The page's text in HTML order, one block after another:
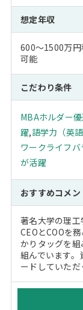
想定年収
600～1500万
可能
こだわり条件
MBAホルダー
躍,語学力（英
ワークライフ
が活躍
おすすめコメン
著名大学の理
CEOとCOOを
かりタッグを
組んでいます。
ードしていただ